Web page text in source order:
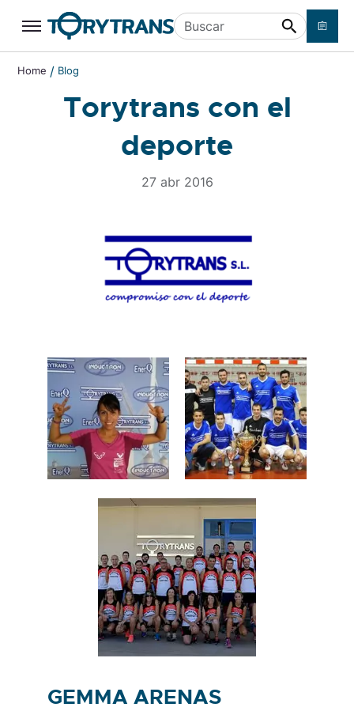
Ir a contenido principal Buscar
Home / Blog
Torytrans con el
deporte
27 abr 2016
GEMMA ARENAS